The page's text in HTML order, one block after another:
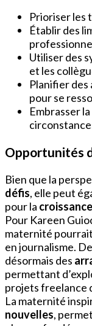
Prioriser les
Établir des
Utiliser des
et les
Planifier des
pour se
Embrasser
Opportunités
Bien que la
défis, elle peut
pour la
Pour Kareen
maternité
en journalisme.
désormais des
permettant
projets freelance
La maternité
nouvelles,